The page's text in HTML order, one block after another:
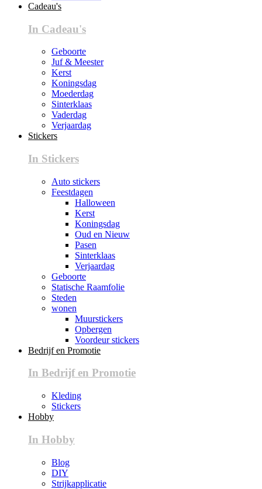
Cadeau's
In Cadeau's
Geboorte
Juf & Meester
Kerst
Koningsdag
Moederdag
Sinterklaas
Vaderdag
Verjaardag
Stickers
In Stickers
Auto stickers
Feestdagen
Halloween
Kerst
Koningsdag
Oud en Nieuw
Pasen
Sinterklaas
Verjaardag
Geboorte
Statische Raamfolie
Steden
wonen
Muurstickers
Opbergen
Voordeur stickers
Bedrijf en Promotie
In Bedrijf en Promotie
Kleding
Stickers
Hobby
In Hobby
Blog
DIY
Strijkapplicatie